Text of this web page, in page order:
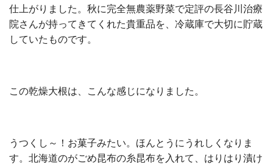
仕上がりました。秋に完全無農薬野菜で定評の長谷川治療
院さんが持ってきてくれた貴重品を、冷蔵庫で大切に貯蔵
していたものです。
この乾燥大根は、こんな感じになりました。
うつくし～！お菓子みたい。ほんとうにうれしくなりま
す。北海道のがごめ昆布の糸昆布を入れて、はりはり漬け